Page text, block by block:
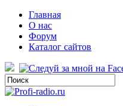
Главная
О нас
Форум
Каталог сайтов